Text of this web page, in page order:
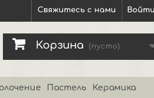
Войти
Свяжитесь с нами
Корзина (пусто)
Пастель Керамика